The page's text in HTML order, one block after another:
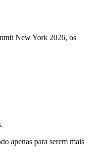
New York 2026, os
apenas para serem mais